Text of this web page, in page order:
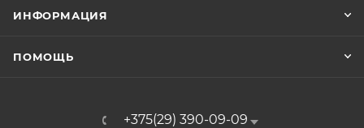
ИНФОРМАЦИЯ
ПОМОЩЬ
+375(29) 390-09-09